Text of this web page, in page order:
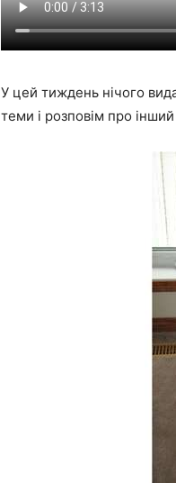
У цей тиждень нічого
теми і розповім про